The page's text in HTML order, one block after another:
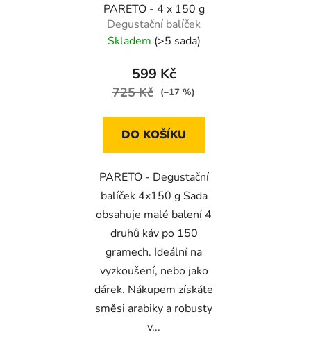
PARETO - 4 x 150 g
Degustační balíček
Skladem (>5 sada)
599 Kč
725 Kč (–17 %)
DO KOŠÍKU
PARETO - Degustační
balíček 4x150 g Sada
obsahuje malé balení 4
druhů káv po 150
gramech. Ideální na
vyzkoušení, nebo jako
dárek. Nákupem získáte
směsi arabiky a robusty
v...